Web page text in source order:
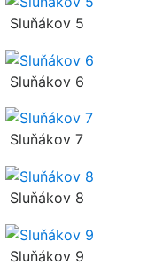
Sluňákov 5
Sluňákov 6
Sluňákov 7
Sluňákov 8
Sluňákov 9